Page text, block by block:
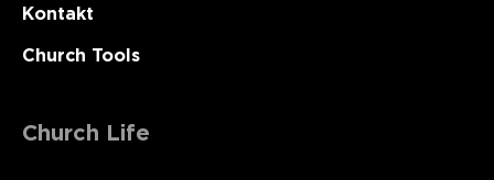
Kontakt
Church Tools
Church Life